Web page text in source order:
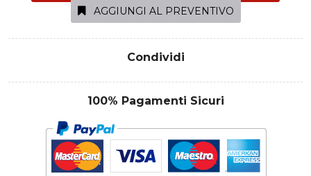
AGGIUNGI AL PREVENTIVO
Condividi
100% Pagamenti Sicuri